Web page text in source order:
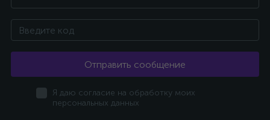
Отправить сообщение
Я даю согласие на обработку моих
персональных данных